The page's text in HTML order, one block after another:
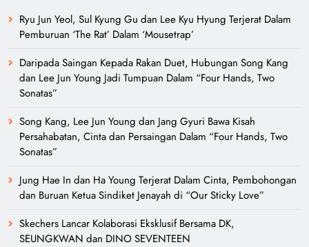
Ryu Jun Yeol, Sul Kyung Gu dan Lee Kyu Hyung Terjerat Dalam
Pemburuan ‘The Rat’ Dalam ‘Mousetrap’
Daripada Saingan Kepada Rakan Duet, Hubungan Song Kang
dan Lee Jun Young Jadi Tumpuan Dalam “Four Hands, Two
Sonatas”
Song Kang, Lee Jun Young dan Jang Gyuri Bawa Kisah
Persahabatan, Cinta dan Persaingan Dalam “Four Hands, Two
Sonatas”
Jung Hae In dan Ha Young Terjerat Dalam Cinta, Pembohongan
dan Buruan Ketua Sindiket Jenayah di “Our Sticky Love”
Skechers Lancar Kolaborasi Eksklusif Bersama DK,
SEUNGKWAN dan DINO SEVENTEEN